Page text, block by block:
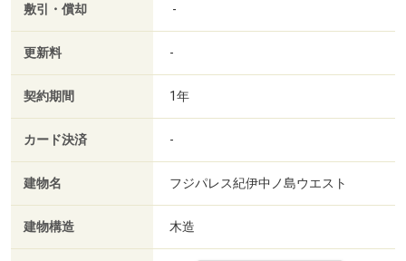
敷引・償却 -
更新料 -
契約期間 1年
カード決済 -
建物名 フジパレス紀伊中ノ島ウエスト
建物構造 木造